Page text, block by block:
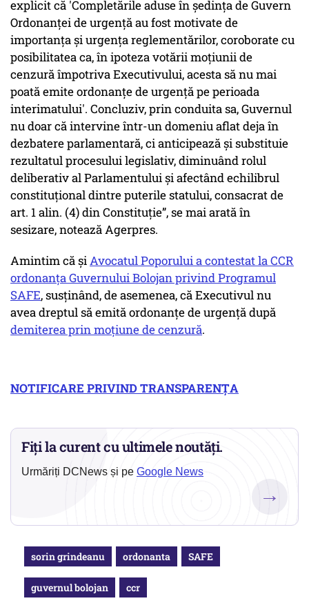
explicit că 'Completările aduse în şedinţa de Guvern
Ordonanţei de urgenţă au fost motivate de
importanţa şi urgenţa reglementărilor, coroborate cu
posibilitatea ca, în ipoteza votării moţiunii de
cenzură împotriva Executivului, acesta să nu mai
poată emite ordonanţe de urgenţă pe perioada
interimatului'. Concluziv, prin conduita sa, Guvernul
nu doar că intervine într-un domeniu aflat deja în
dezbatere parlamentară, ci anticipează şi substituie
rezultatul procesului legislativ, diminuând rolul
deliberativ al Parlamentului şi afectând echilibrul
constituţional dintre puterile statului, consacrat de
art. 1 alin. (4) din Constituţie”, se mai arată în
sesizare, notează Agerpres.
Amintim că șiAvocatul Poporului a contestat la CCR
ordonanţa Guvernului Bolojan privind Programul
SAFE, susţinând, de asemenea, că Executivul nu
avea dreptul să emită ordonanţe de urgenţă după
demiterea prin moțiune de cenzură.
NOTIFICARE PRIVIND TRANSPARENŢA
Fiți la curent cu ultimele noutăți.
Urmăriți DCNews și pe Google News
→
sorin grindeanu ordonanta SAFE
guvernul bolojan ccr